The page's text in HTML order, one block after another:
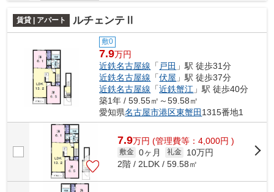
賃貸 | アパート ルチェンテⅡ
敷0
7.9万円
近鉄名古屋線 「 戸田 」駅 徒歩31分
近鉄名古屋線 「伏屋 」駅 徒歩37分
近鉄名古屋線 「近鉄蟹江 」駅 徒歩40分
築1年 / 59.55㎡～59.58㎡
愛知県名古屋市港区東蟹田 1315番地1
7.9万円 (管理費等：4,000円 )
敷金 0ヶ月 礼金
10万円
2階 / 2LDK / 59.58㎡